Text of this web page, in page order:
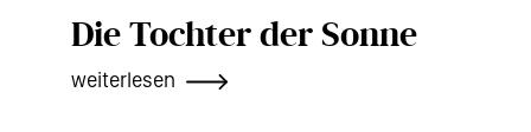
Die Tochter der Sonne
weiterlesen